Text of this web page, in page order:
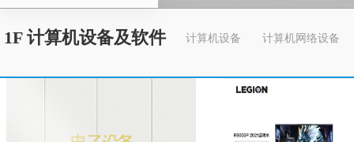
1F 计算机设备及软件 计算机设备 计算机网络设备